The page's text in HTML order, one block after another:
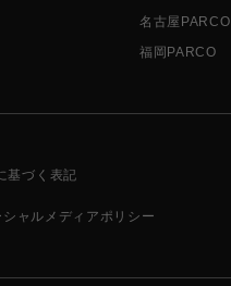
名古屋PARCO
福岡PARCO
基づく表記
シャルメディアポリシー